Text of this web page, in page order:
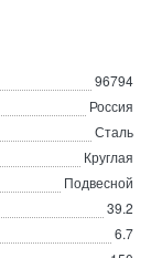
96794
Россия
Сталь
Круглая
Подвесной
39.2
6.7